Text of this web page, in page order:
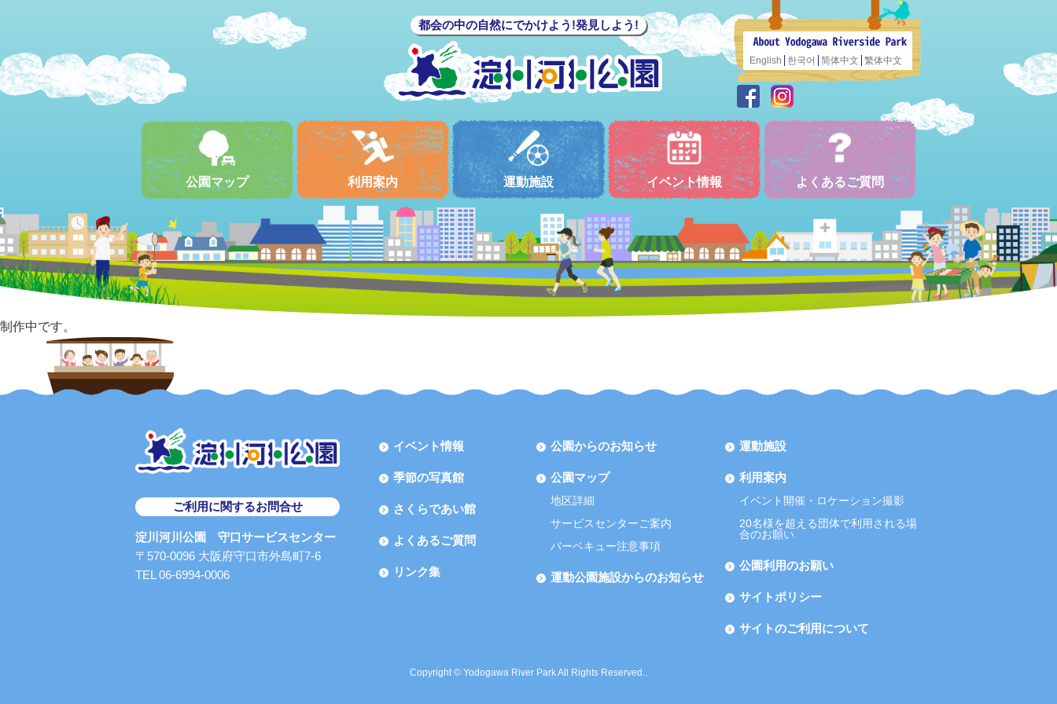
都会の中の自然にでかけよう!発見しよう!
English 한국어 简体中文 繁体中文
公園マップ 利用案内 運動施設 イベント情報 よくあるご質問
制作中です。
ご利用に関するお問合せ
淀川河川公園 守口サービスセンター
〒570-0096 大阪府守口市外島町7-6
TEL 06-6994-0006
イベント情報
季節の写真館
さくらであい館
よくあるご質問
リンク集
公園からのお知らせ
公園マップ
地区詳細
サービスセンターご案内
バーベキュー注意事項
運動公園施設からのお知らせ
運動施設
利用案内
イベント開催・ロケーション撮影
20名様を超える団体で利用される場
合のお願い
公園利用のお願い
サイトポリシー
サイトのご利用について
Copyright © Yodogawa River Park All Rights Reserved..